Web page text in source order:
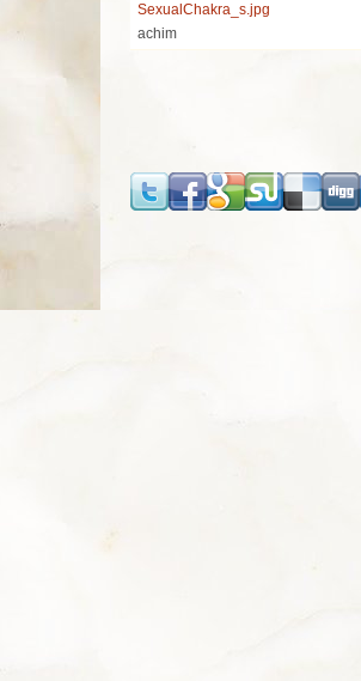
SexualChakra_s.jpg
achim